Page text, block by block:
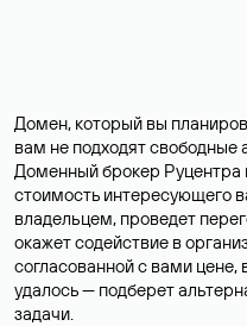
Домен, который вы
вам не подходят свободные
Доменный брокер Руцентра
стоимость интересующего
владельцем, проведет
окажет содействие в
согласованной с вами цене,
удалось — подберет
задачи.